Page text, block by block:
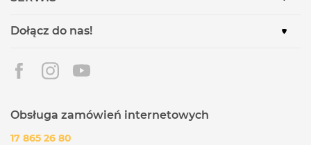
Dołącz do nas!
Obsługa zamówień internetowych
17 865 26 80